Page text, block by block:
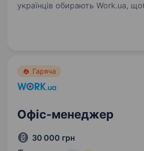
українців обирають Work.ua,
це не лише сервіс, а й команда
Гаряча
Офіс-менеджер
30 000 грн